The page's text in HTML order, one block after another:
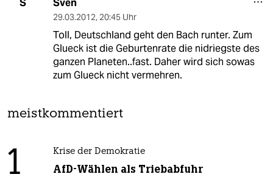
S Sven
29.03.2012, 20:45 Uhr
Toll, Deutschland geht den Bach runter. Zum
Glueck ist die Geburtenrate die nidriegste des
ganzen Planeten..fast. Daher wird sich sowas
zum Glueck nicht vermehren.
meistkommentiert
1 Krise der Demokratie
AfD-Wählen als Triebabfuhr